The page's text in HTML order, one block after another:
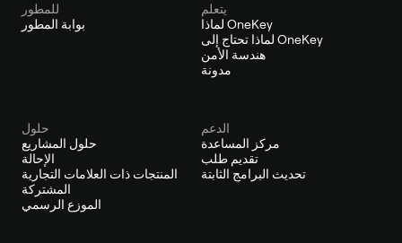
للمطور
بوابة المطور
يتعلم
لماذا OneKey
لماذا تحتاج إلى OneKey
هندسة الأمن
مدونة
حلول
حلول المشاريع
الإحالة
المنتجات ذات العلامات التجارية
المشتركة
الموزع الرسمي
الدعم
مركز المساعدة
تقديم طلب
تحديث البرامج الثابتة